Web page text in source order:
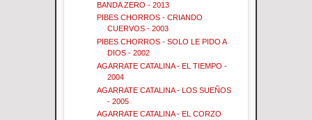
BANDA ZERO - 2013
PIBES CHORROS - CRIANDO
CUERVOS - 2003
PIBES CHORROS - SOLO LE PIDO A
DIOS - 2002
AGARRATE CATALINA - EL TIEMPO -
2004
AGARRATE CATALINA - LOS SUEÑOS
- 2005
AGARRATE CATALINA - EL CORZO